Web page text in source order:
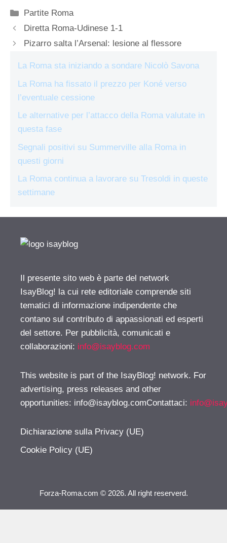
Categorie
Partite Roma
Diretta Roma-Udinese 1-1
Pizarro salta l’Arsenal: lesione al flessore
La Roma sta iniziando a sondare Nicolò Savona
La Roma ha fissato il prezzo per Koné verso
l’eventuale cessione
Le alternative per l’attacco della Roma valutate in
questa fase
Segnali positivi su Summerville alla Roma in
questi giorni
La Roma continua a lavorare su Tresoldi in queste
settimane
Il presente sito web è parte del network
IsayBlog! la cui rete editoriale comprende siti
tematici di informazione indipendente che
contano sul contributo di appassionati ed esperti
del settore. Per pubblicità, comunicati e
collaborazioni: info@isayblog.com
This website is part of the IsayBlog! network. For
advertising, press releases and other
opportunities: info@isayblog.comContattaci:
Dichiarazione sulla Privacy (UE)
Cookie Policy (UE)
Forza-Roma.com © 2026. All right reserverd.